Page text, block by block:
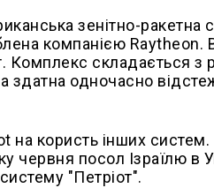
зенітно-ракетна
компанією Raytheon.
Комплекс складається
одночасно
на користь інших
червня посол Ізраїлю в
"Петріот".